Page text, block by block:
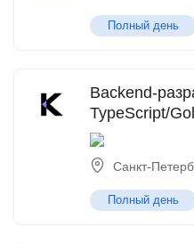
Полный день
Backend-
TypeScript/
Санкт-
Полный день